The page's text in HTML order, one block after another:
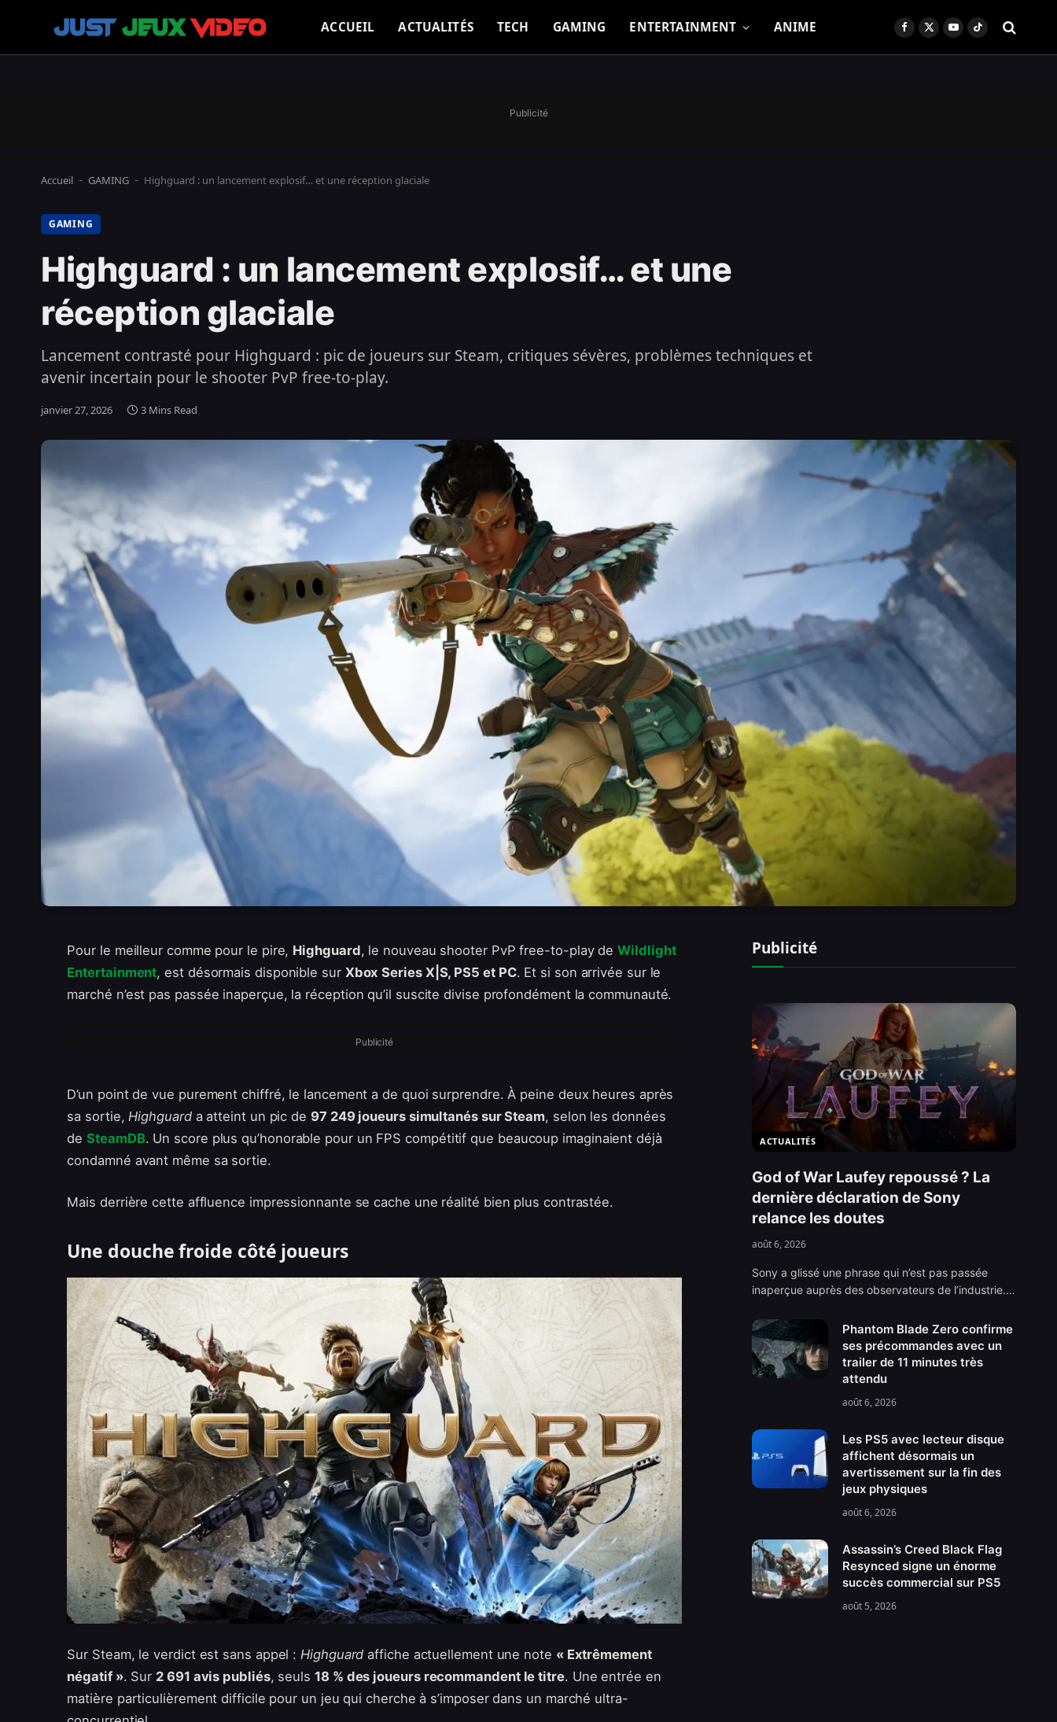
ACCUEIL ACTUALITÉS TECH GAMING ENTERTAINMENT ANIME Facebook
X
YouTubeTikTok
Publicité
Accueil - GAMING - Highguard : un lancement explosif… et une réception glaciale
GAMING
Highguard : un lancement explosif… et une
réception glaciale
Lancement contrasté pour Highguard : pic de joueurs sur Steam, critiques sévères, problèmes techniques et
avenir incertain pour le shooter PvP free-to-play.
janvier 27, 2026 3 Mins Read
Pour le meilleur comme pour le pire, Highguard, le nouveau shooter PvP free-to-play deWildlight
Entertainment, est désormais disponible sur Xbox Series X|S, PS5 et PC. Et si son arrivée sur le
marché n’est pas passée inaperçue, la réception qu’il suscite divise profondément la communauté.
Publicité
D’un point de vue purement chiffré, le lancement a de quoi surprendre. À peine deux heures après
sa sortie, Highguarda atteint un pic de 97 249 joueurs simultanés sur Steam, selon les données
deSteamDB. Un score plus qu’honorable pour un FPS compétitif que beaucoup imaginaient déjà
condamné avant même sa sortie.
Mais derrière cette affluence impressionnante se cache une réalité bien plus contrastée.
Une douche froide côté joueurs
Sur Steam, le verdict est sans appel :Highguard affiche actuellement une note « Extrêmement
négatif ». Sur 2 691 avis publiés, seuls 18 % des joueurs recommandent le titre. Une entrée en
matière particulièrement difficile pour un jeu qui cherche à s’imposer dans un marché ultra-
Publicité
ACTUALITÉS
God of War Laufey repoussé ? La
dernière déclaration de Sony
relance les doutes
août 6, 2026
Sony a glissé une phrase qui n’est pas passée
inaperçue auprès des observateurs de l’industrie.…
Phantom Blade Zero confirme
ses précommandes avec un
trailer de 11 minutes très
attendu
août 6, 2026
Les PS5 avec lecteur disque
affichent désormais un
avertissement sur la fin des
jeux physiques
août 6, 2026
Assassin’s Creed Black Flag
Resynced signe un énorme
succès commercial sur PS5
août 5, 2026